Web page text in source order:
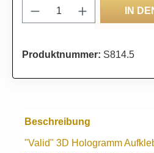
Produkt Anzahl: Gib
IN
Produktnummer: S814.5
Beschreibung
"Valid" 3D Hologramm